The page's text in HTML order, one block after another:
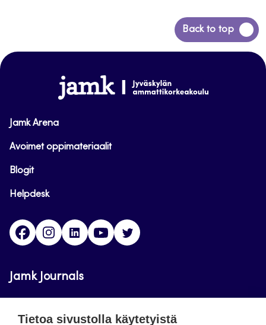
Back to top
Siirry
takaisin
www.jamk.fi
Jamk Arena
Avoimet oppimateriaalit
Blogit
Helpdesk
FacebookInstagram
LinkedInYoutube
Jamk Journals
Tietoa sivustolla käytetyistä